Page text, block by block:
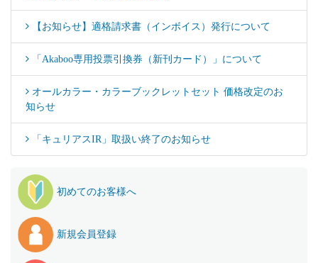
【お知らせ】適格請求書（インボイス）発行について
「Akaboo専用投票引換券（新刊カード）」について
オールカラー・カラーブックレットセット 価格改定のお
知らせ
「キュリアスIR」取扱い終了のお知らせ
初めてのお客様へ
新規会員登録